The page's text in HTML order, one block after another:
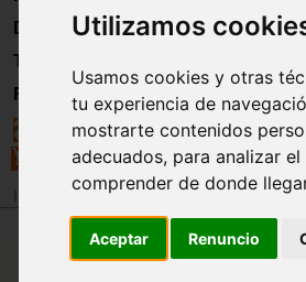
Utilizamos
Usamos cookies y otras
tu experiencia de
mostrarte contenidos
adecuados, para analizar
comprender de donde
Aceptar Renuncio
Directorio
Trabajo
Registro
Revista